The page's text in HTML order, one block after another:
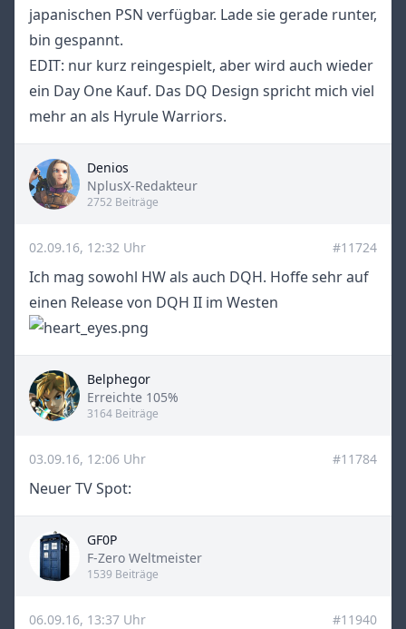
japanischen PSN verfügbar. Lade sie gerade runter,
bin gespannt.
EDIT: nur kurz reingespielt, aber wird auch wieder
ein Day One Kauf. Das DQ Design spricht mich viel
mehr an als Hyrule Warriors.
Denios
Title
NplusX-Redakteur
2752 Beiträge
02.09.16, 12:32 Uhr #11724
Ich mag sowohl HW als auch DQH. Hoffe sehr auf
einen Release von DQH II im Westen
Belphegor
Title
Erreichte 105%
3164 Beiträge
03.09.16, 12:06 Uhr #11784
Neuer TV Spot:
GF0P
Title
F-Zero Weltmeister
1539 Beiträge
06.09.16, 13:37 Uhr #11940